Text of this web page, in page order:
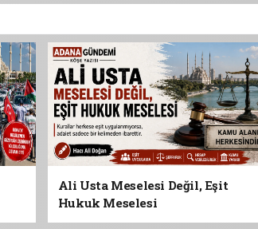
Ali Usta Meselesi Değil, Eşit
Hukuk Meselesi